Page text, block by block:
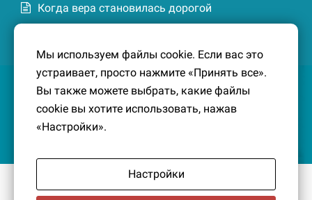
Когда вера становилась дорогой
Котельской волости Кингисеппского уезда. 1926-
27 гг. Новая публикация в разделе «Свидетели
эпох»
Мы используем файлы cookie. Если вас это
устраивает, просто нажмите «Принять все».
Вы также можете выбрать, какие файлы
cookie вы хотите использовать, нажав
«Настройки».
Настройки